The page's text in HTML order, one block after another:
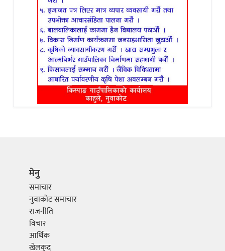
मेनु
समाचार
नुवाकोट समाचार
राजनीति
विचार
आर्थिक
खेलकुद